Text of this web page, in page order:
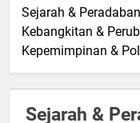
Sejarah &
Kebangkitan &
Kepemimpinan &
Sejarah &